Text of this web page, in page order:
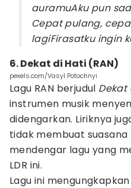
auramuAku pun
Cepat pulang,
lagiFirasatku ingin
6. Dekat di Hati (RAN)
pexels.com/Vasyl Potochnyi
Lagu RAN berjudul Dekat
instrumen musik
didengarkan. Liriknya
tidak membuat suasana
mendengar lagu yang
LDR ini.
Lagu ini